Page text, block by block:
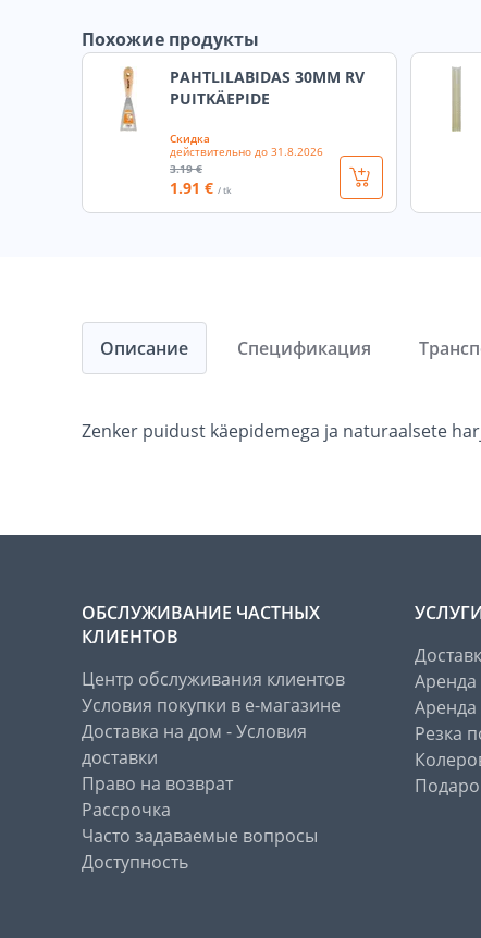
Похожие продукты
PAHTLILABIDAS 30MM RV
PUITKÄEPIDE
Скидка
действительно до 31.8.2026
3.19 €
1.91 € / tk
Описание
Zenker puidust käepidemega ja naturaalsete
Спецификация
ОБСЛУЖИВАНИЕ ЧАСТНЫХ
КЛИЕНТОВ
Центр обслуживания клиентов
Условия покупки в е-магазине
Доставка на дом - Условия
доставки
Право на возврат
Рассрочка
Часто задаваемые вопросы
Доступность
Аренда
Резка